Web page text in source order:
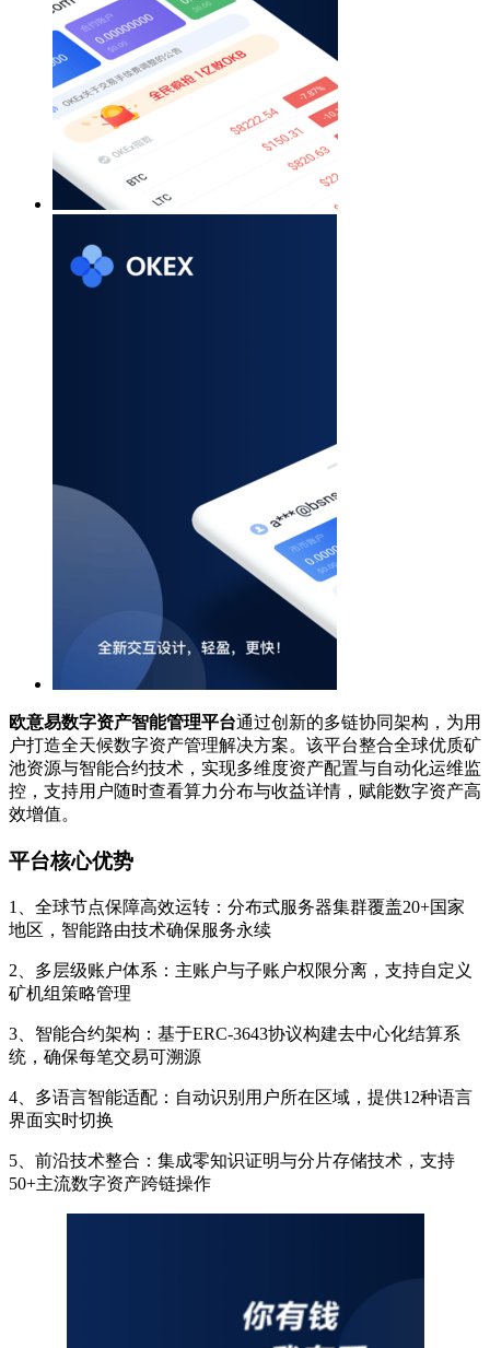
欧意易数字资产智能管理平台通过创新的多链协同架构，为用
户打造全天候数字资产管理解决方案。该平台整合全球优质矿
池资源与智能合约技术，实现多维度资产配置与自动化运维监
控，支持用户随时查看算力分布与收益详情，赋能数字资产高
效增值。
平台核心优势
1、全球节点保障高效运转：分布式服务器集群覆盖20+国家
地区，智能路由技术确保服务永续
2、多层级账户体系：主账户与子账户权限分离，支持自定义
矿机组策略管理
3、智能合约架构：基于ERC-3643协议构建去中心化结算系
统，确保每笔交易可溯源
4、多语言智能适配：自动识别用户所在区域，提供12种语言
界面实时切换
5、前沿技术整合：集成零知识证明与分片存储技术，支持
50+主流数字资产跨链操作